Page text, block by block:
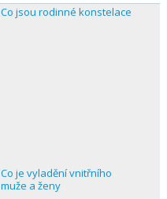
Co jsou rodinné konstelace
Co je vyladění vnitřního
muže a ženy